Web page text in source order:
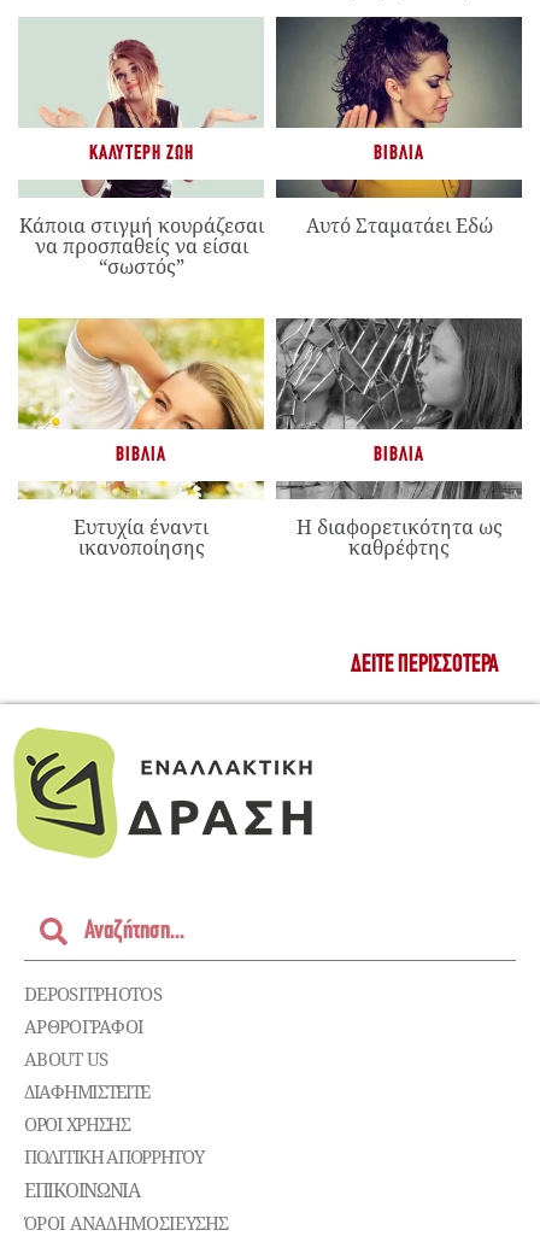
ΚΑΛΎΤΕΡΗ ΖΩΉ
Κάποια στιγμή κουράζεσαι
να προσπαθείς να είσαι
“σωστός”
ΒΙΒΛΊΑ
Αυτό Σταματάει Εδώ
ΒΙΒΛΊΑ
Ευτυχία έναντι
ικανοποίησης
ΒΙΒΛΊΑ
Η διαφορετικότητα ως
καθρέφτης
ΔΕΊΤΕ ΠΕΡΙΣΣΌΤΕΡΑ
DEPOSITPHOTOS
ΑΡΘΡΟΓΡΑΦΟΙ
ABOUT US
ΔΙΑΦΗΜΙΣΤΕΊΤΕ
ΌΡΟΙ ΧΡΉΣΗΣ
ΠΟΛΙΤΙΚΉ ΑΠΟΡΡΉΤΟΥ
ΕΠΙΚΟΙΝΩΝΊΑ
ΌΡΟΙ ΑΝΑΔΗΜΟΣΙΕΥΣΗΣ